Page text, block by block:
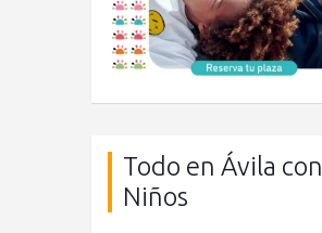
Todo en Ávila con
Niños